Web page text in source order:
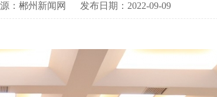
：郴州新闻网 发布日期：2022-09-09